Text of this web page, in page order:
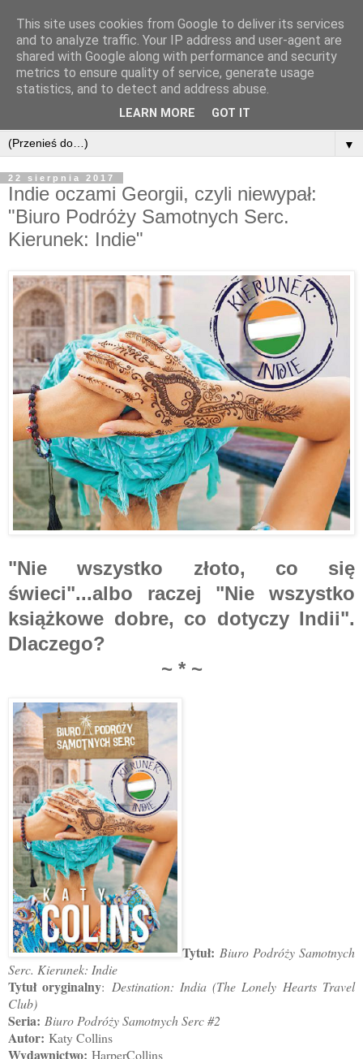
▼
22 sierpnia 2017
Indie oczami Georgii, czyli niewypał:
"Biuro Podróży Samotnych Serc.
Kierunek: Indie"
"Nie wszystko złoto, co się
świeci"...albo raczej "Nie wszystko
książkowe dobre, co dotyczy Indii".
Dlaczego?
~ * ~
Tytuł: Biuro Podróży Samotnych
Serc. Kierunek: Indie
Tytuł oryginalny: Destination: India (The Lonely Hearts Travel
Club)
Seria: Biuro Podróży Samotnych Serc #2
Autor: Katy Collins
Wydawnictwo: HarperCollins
This site uses cookies from Google to deliver its services
and to analyze traffic. Your IP address and user-agent are
shared with Google along with performance and security
metrics to ensure quality of service, generate usage
statistics, and to detect and address abuse.
LEARN MORE GOT IT